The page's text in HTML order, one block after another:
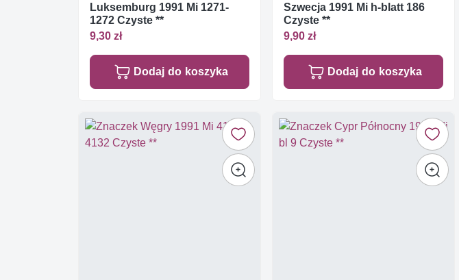
Luksemburg 1991 Mi 1271-
1272 Czyste **
9,30 zł
Dodaj do koszyka
Szwecja 1991 Mi h-blatt 186
Czyste **
9,90 zł
Dodaj do koszyka